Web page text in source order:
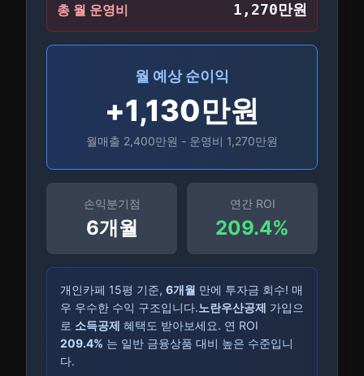
총 월 운영비 1,270만원
월 예상 순이익
+1,130만원
월매출 2,400만원 - 운영비 1,270만원
손익분기점
6개월
연간 ROI
209.4%
개인카페 15평 기준, 6개월 만에 투자금 회수! 매
우 우수한 수익 구조입니다.노란우산공제 가입으
로 소득공제 혜택도 받아보세요. 연 ROI
209.4% 는 일반 금융상품 대비 높은 수준입니
다.